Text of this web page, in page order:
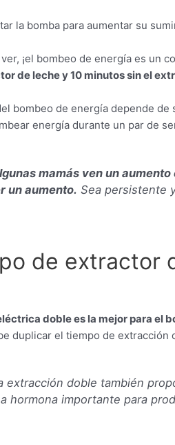
la bomba para aumentar su
¡el bombeo de energía es un
de leche y 10 minutos sin el
bombeo de energía depende
energía durante un par de
mamás ven un
un aumento. Sea persistente
de extractor
doble es la mejor para el
duplicar el tiempo de extracción
extracción doble también
hormona importante para